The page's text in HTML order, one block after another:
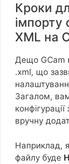
Кроки
імпорту
XML на
Дещо GCam
.xml, що
Загалом,
вручну
Наприклад,
файлу буде